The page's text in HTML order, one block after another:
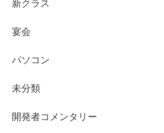
新クラス
宴会
パソコン
未分類
開発者コメンタリー